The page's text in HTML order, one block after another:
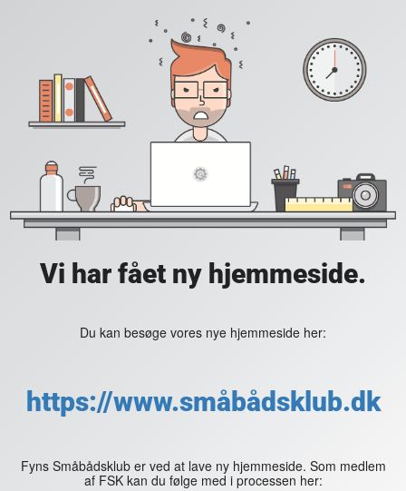
Vi har fået ny hjemmeside.
Du kan besøge vores nye hjemmeside her:
https://www.småbådsklub.dk
Fyns Småbådsklub er ved at lave ny hjemmeside. Som medlem
af FSK kan du følge med i processen her: